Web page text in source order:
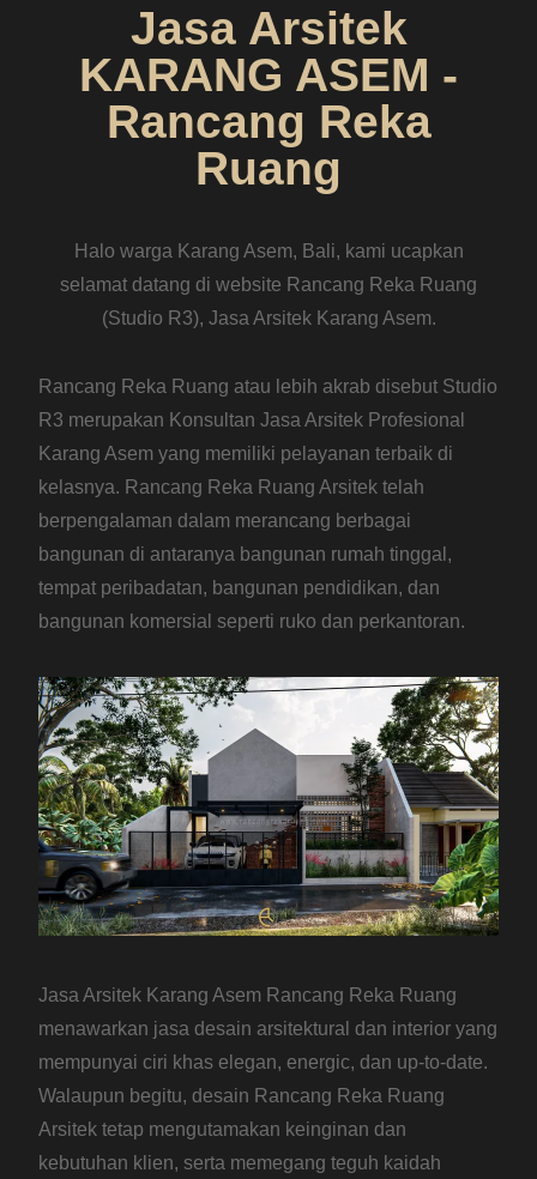
Jasa Arsitek
KARANG ASEM -
Rancang Reka
Ruang
Halo warga Karang Asem, Bali, kami ucapkan
selamat datang di website Rancang Reka Ruang
(Studio R3), Jasa Arsitek Karang Asem.
Rancang Reka Ruang atau lebih akrab disebut Studio
R3 merupakan Konsultan Jasa Arsitek Profesional
Karang Asem yang memiliki pelayanan terbaik di
kelasnya. Rancang Reka Ruang Arsitek telah
berpengalaman dalam merancang berbagai
bangunan di antaranya bangunan rumah tinggal,
tempat peribadatan, bangunan pendidikan, dan
bangunan komersial seperti ruko dan perkantoran.
Jasa Arsitek Karang Asem Rancang Reka Ruang
menawarkan jasa desain arsitektural dan interior yang
mempunyai ciri khas elegan, energic, dan up-to-date.
Walaupun begitu, desain Rancang Reka Ruang
Arsitek tetap mengutamakan keinginan dan
kebutuhan klien, serta memegang teguh kaidah